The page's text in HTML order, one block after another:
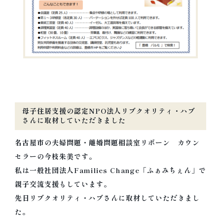
母子住居支援の認定NPO法人リブクオリティ・ハブ
さんに取材していただきました
名古屋市の夫婦問題・離婚問題相談室リボーン カウン
セラーの今枝朱美です。
私は一般社団法人Families Change「ふぁみちぇん」で
親子交流支援もしています。
先日リブクオリティ・ハブさんに取材していただきまし
た。